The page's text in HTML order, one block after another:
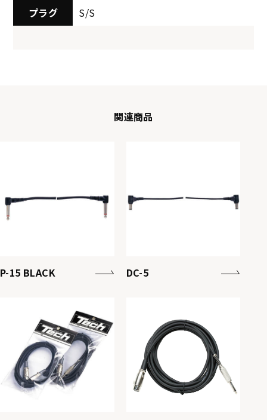
プラグ S/S
関連商品
P-15 BLACK DC-5